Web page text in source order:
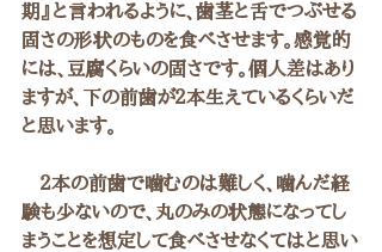
期』と言われるように、歯茎と舌でつぶせる
固さの形状のものを食べさせます。感覚的
には、豆腐くらいの固さです。個人差はあり
ますが、下の前歯が２本生えているくらいだ
と思います。
２本の前歯で噛むのは難しく、噛んだ経
験も少ないので、丸のみの状態になってし
まうことを想定して食べさせなくてはと思い